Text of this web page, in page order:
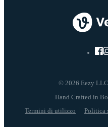
© 2026 Eezy
Termini di utilizzo Politica